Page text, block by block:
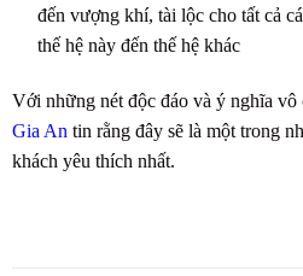
đến vượng khí, tài lộc cho tất cả
thế hệ này đến thế hệ khác
Với những nét độc đáo và ý nghĩa vô
Gia An tin rằng đây sẽ là một trong
khách yêu thích nhất.